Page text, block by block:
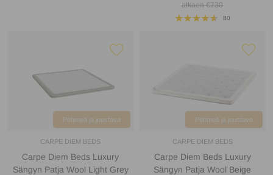
alkaen €730
80
Pehmeä ja joustava
CARPE DIEM BEDS
Carpe Diem Beds Luxury
Sängyn Patja Wool Light Grey
Pehmeä ja joustava
CARPE DIEM BEDS
Carpe Diem Beds Luxury
Sängyn Patja Wool Beige